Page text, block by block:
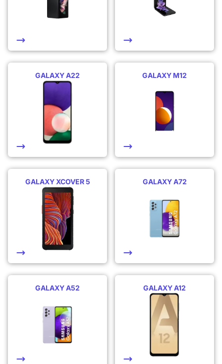
GALAXY A22 GALAXY M12
GALAXY XCOVER 5 GALAXY A72
GALAXY A52 GALAXY A12